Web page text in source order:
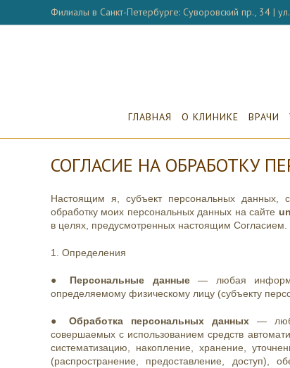
Филиалы в Санкт-Петербурге: Суворовский пр., 34 |
ГЛАВНАЯ О КЛИНИКЕ ВРАЧИ
СОГЛАСИЕ НА ОБРАБОТКУ
Настоящим я, субъект персональных данных,
обработку моих персональных данных на сайте
в целях, предусмотренных настоящим Согласием.
1. Определения
● Персональные данные— любая
определяемому физическому лицу (субъекту
● Обработка персональных данных—
совершаемых с использованием средств
систематизацию, накопление, хранение,
(распространение, предоставление, доступ),